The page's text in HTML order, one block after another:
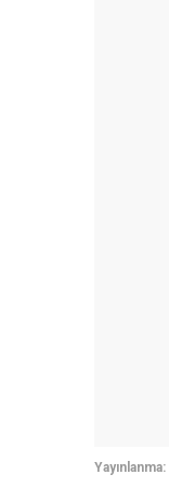
Yayınlanma: